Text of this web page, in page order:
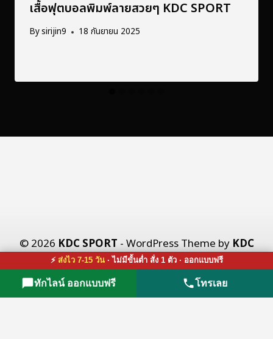
เสื้อฟุตบอลพิมพ์ลายสวยๆ KDC SPORT
Bysirijin9 18 กันยายน 2025
© 2026 KDC SPORT - WordPress Theme by KDC
X CO., LTD.
⚡ ส่งไว 7-15 วัน· ไม่มีขั้นต่ำ สั่ง 1 ตัว · ออกแบบฟรี
ทักไลน์ ออกแบบฟรี โทรเลย